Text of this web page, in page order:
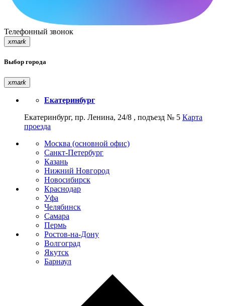
Телефонный звонок
xmark
Выбор города
xmark
Екатеринбург
Екатеринбург, пр. Ленина, 24/8 , подъезд № 5 Карта
проезда
Москва (основной офис)
Санкт-Петербург
Казань
Нижний Новгород
Новосибирск
Краснодар
Уфа
Челябинск
Самара
Пермь
Ростов-на-Дону
Волгоград
Якутск
Барнаул